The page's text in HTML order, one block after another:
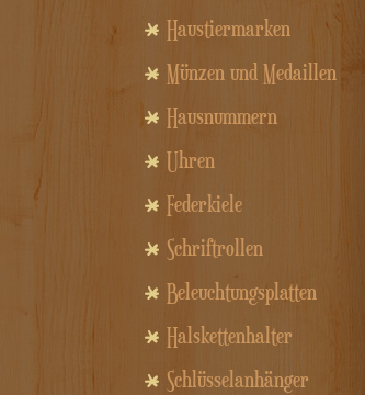
Haustiermarken
Münzen und Medaillen
Hausnummern
Uhren
Federkiele
Schriftrollen
Beleuchtungsplatten
Halskettenhalter
Schlüsselanhänger